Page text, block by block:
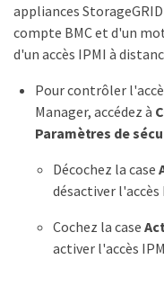
appliances
compte BMC et d'un
d'un accès IPMI à
Pour contrôler
Manager, accédez à
Paramètres de
Décochez la case
désactiver l'accès
Cochez la case
activer l'accès